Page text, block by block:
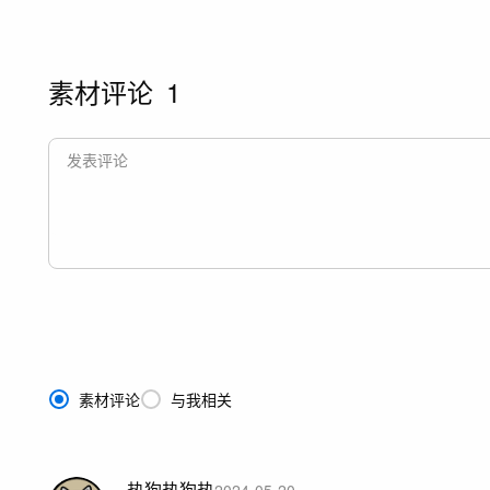
素材评论 1
素材评论 与我相关